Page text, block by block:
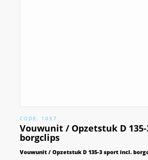
CODE: 1057
Vouwunit / Opzetstuk D
borgclips
Vouwunit / Opzetstuk D 135-3 sport incl.